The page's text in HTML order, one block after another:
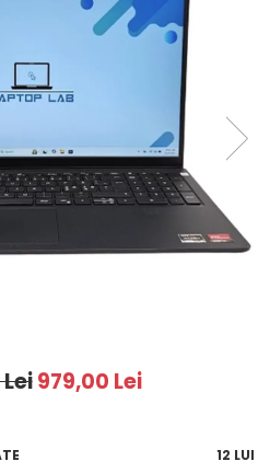
979,00 Lei
12 LUNI